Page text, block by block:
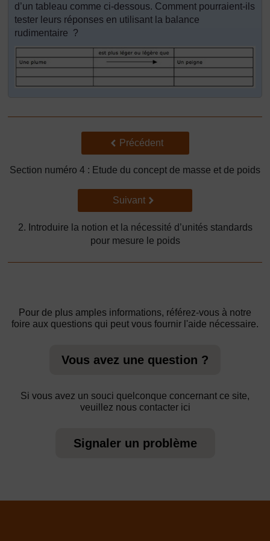
d’un tableau comme ci-dessous. Comment pourraient-ils
tester leurs réponses en utilisant la balance
rudimentaire ?
Précédent
Précédent
Section numéro 4 : Etude du concept de masse et de poids
Suivant
Suivant
2. Introduire la notion et la nécessité d’unités standards
pour mesure le poids
Pour de plus amples informations, référez-vous à notre
foire aux questions qui peut vous fournir l'aide nécessaire.
Vous avez une question ?
Si vous avez un souci quelconque concernant ce site,
veuillez nous contacter ici
Signaler un problème